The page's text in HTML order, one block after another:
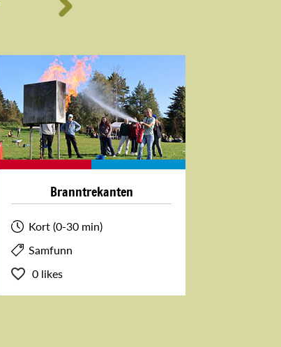
Branntrekanten
Kort (0-30 min)
Samfunn
0 likes